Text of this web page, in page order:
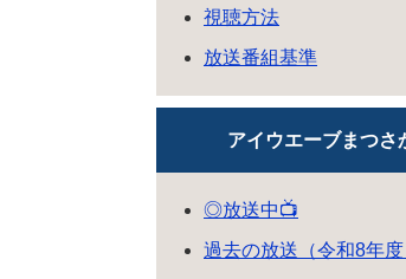
視聴方法
放送番組基準
アイウエーブまつさ
◎放送中📺
過去の放送（令和8年度